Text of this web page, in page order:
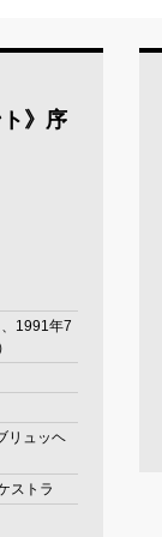
》序
1991年7
リュッヘ
ストラ